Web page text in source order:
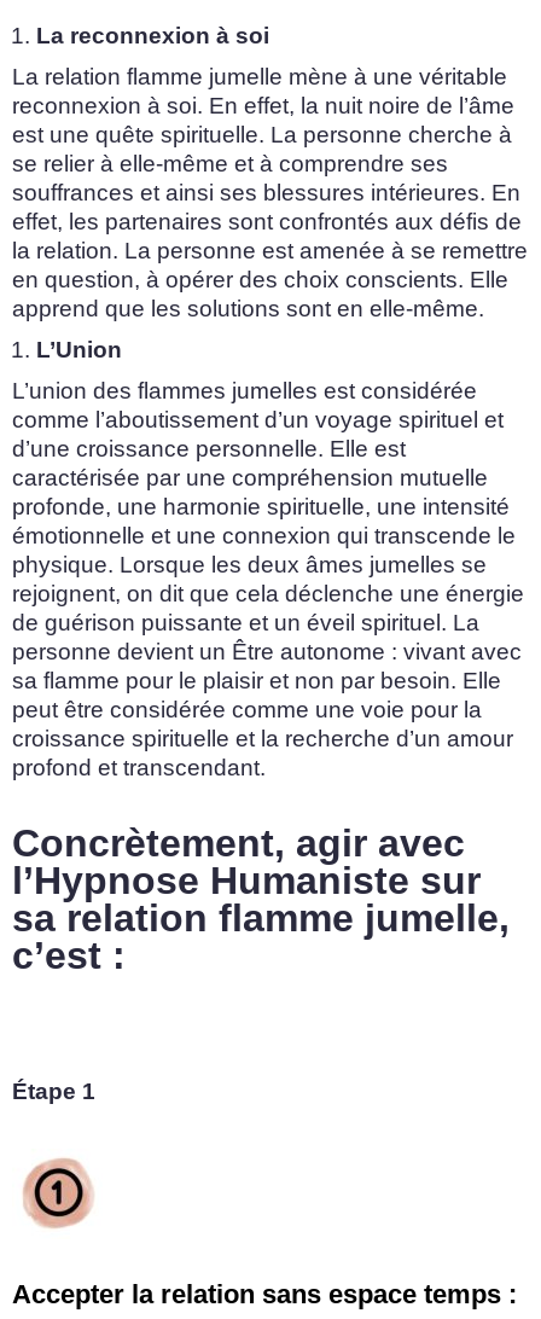
La reconnexion à soi
La relation flamme jumelle mène à une véritable
reconnexion à soi. En effet, la nuit noire de l’âme
est une quête spirituelle. La personne cherche à
se relier à elle-même et à comprendre ses
souffrances et ainsi ses blessures intérieures. En
effet, les partenaires sont confrontés aux défis de
la relation. La personne est amenée à se remettre
en question, à opérer des choix conscients. Elle
apprend que les solutions sont en elle-même.
L’Union
L’union des flammes jumelles est considérée
comme l’aboutissement d’un voyage spirituel et
d’une croissance personnelle. Elle est
caractérisée par une compréhension mutuelle
profonde, une harmonie spirituelle, une intensité
émotionnelle et une connexion qui transcende le
physique. Lorsque les deux âmes jumelles se
rejoignent, on dit que cela déclenche une énergie
de guérison puissante et un éveil spirituel. La
personne devient un Être autonome : vivant avec
sa flamme pour le plaisir et non par besoin. Elle
peut être considérée comme une voie pour la
croissance spirituelle et la recherche d’un amour
profond et transcendant.
Concrètement, agir avec
l’Hypnose Humaniste sur
sa relation flamme jumelle,
c’est :
Étape 1
Accepter la relation sans espace temps :